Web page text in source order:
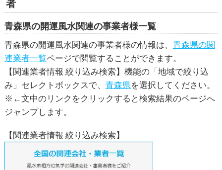
者
青森県の開運風水関連の事業者様一覧
青森県の開運風水関連の事業者様の情報は、 青森県の関
連業者一覧ページで閲覧することができます。
【関連業者情報 絞り込み検索】機能の「地域で絞り込
み」セレクトボックスで、 青森県を選択してください。
※←文中のリンクをクリックすると検索結果のページへ
ジャンプします。
【関連業者情報 絞り込み検索】